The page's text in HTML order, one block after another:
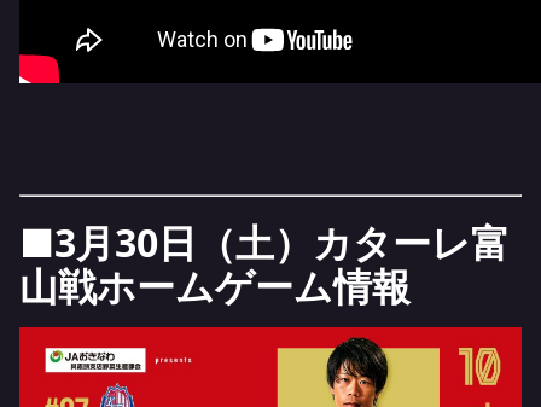
■3月30日（土）カターレ富
山戦ホームゲーム情報